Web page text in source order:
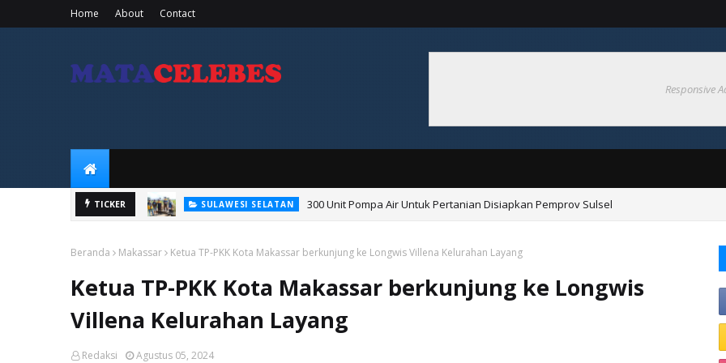
Home About Contact
Responsive
TICKER
SULAWESI SELATAN 300 Unit Pompa Air Untuk Pertanian Disiapkan Pemprov Sulsel
PERTANIAN Jaga Ketahanan Pangan Hadapi El nino 2026
Beranda Makassar Ketua TP-PKK Kota Makassar berkunjung ke Longwis Villena Kelurahan Layang
Ketua TP-PKK Kota Makassar berkunjung ke Longwis
Villena Kelurahan Layang
Redaksi Agustus 05, 2024